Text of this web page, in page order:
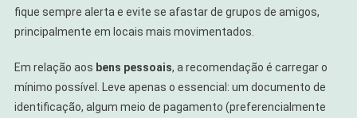
fique sempre alerta e evite se afastar de grupos de amigos,
principalmente em locais mais movimentados.
Em relação aos bens pessoais, a recomendação é carregar o
mínimo possível. Leve apenas o essencial: um documento de
identificação, algum meio de pagamento (preferencialmente